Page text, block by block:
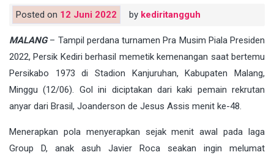
Posted on 12 Juni 2022 by kediritangguh
MALANG– Tampil perdana turnamen Pra Musim Piala Presiden
2022, Persik Kediri berhasil memetik kemenangan saat bertemu
Persikabo 1973 di Stadion Kanjuruhan, Kabupaten Malang,
Minggu (12/06). Gol ini diciptakan dari kaki pemain rekrutan
anyar dari Brasil, Joanderson de Jesus Assis menit ke-48.
Menerapkan pola menyerapkan sejak menit awal pada laga
Group D, anak asuh Javier Roca seakan ingin melumat